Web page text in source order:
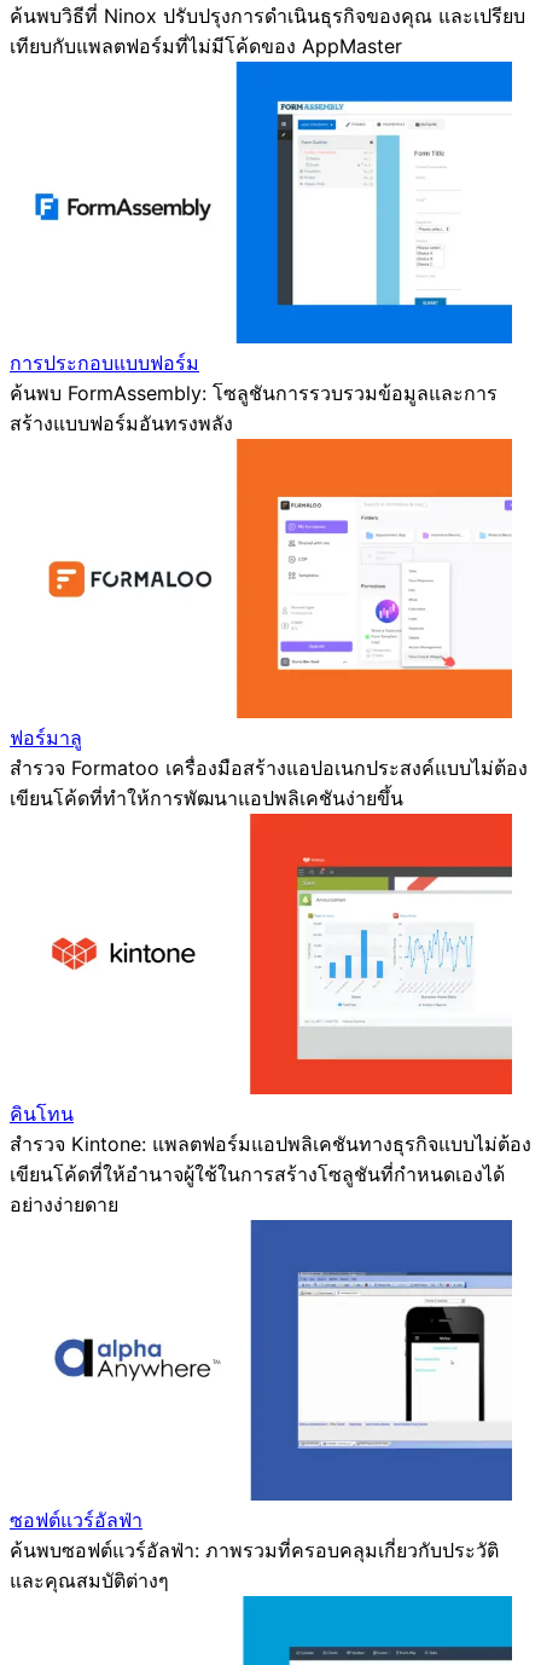
ค้นพบวิธีที่ Ninox ปรับปรุงการดำเนินธุรกิจของคุณ และเปรียบ
เทียบกับแพลตฟอร์มที่ไม่มีโค้ดของ AppMaster
การประกอบแบบฟอร์ม
ค้นพบ FormAssembly: โซลูชันการรวบรวมข้อมูลและการ
สร้างแบบฟอร์มอันทรงพลัง
ฟอร์มาลู
สำรวจ Formatoo เครื่องมือสร้างแอปอเนกประสงค์แบบไม่ต้อง
เขียนโค้ดที่ทำให้การพัฒนาแอปพลิเคชันง่ายขึ้น
คินโทน
สำรวจ Kintone: แพลตฟอร์มแอปพลิเคชันทางธุรกิจแบบไม่ต้อง
เขียนโค้ดที่ให้อำนาจผู้ใช้ในการสร้างโซลูชันที่กำหนดเองได้
อย่างง่ายดาย
ซอฟต์แวร์อัลฟ่า
ค้นพบซอฟต์แวร์อัลฟ่า: ภาพรวมที่ครอบคลุมเกี่ยวกับประวัติ
และคุณสมบัติต่างๆ